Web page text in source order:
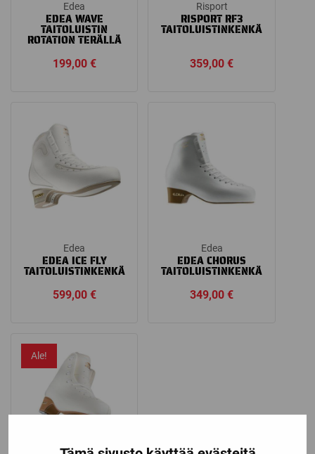
Edea
EDEA WAVE
TAITOLUISTIN
ROTATION TERÄLLÄ
199,00 €
Risport
RISPORT RF3
TAITOLUISTINKENKÄ
359,00€
Edea
EDEA ICE FLY
TAITOLUISTINKENKÄ
599,00 €
Edea
EDEA CHORUS
TAITOLUISTINKENKÄ
349,00€
Ale!